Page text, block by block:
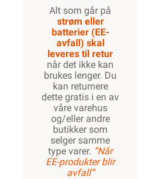
Alt som går på
strøm eller
batterier (EE-
avfall) skal
leveres til retur
når det ikke kan
brukes lenger. Du
kan returnere
dette gratis i en av
våre varehus
og/eller andre
butikker som
selger samme
type varer. “Når
EE-produkter blir
avfall”